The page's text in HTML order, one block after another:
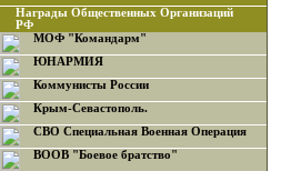
Награды Общественных Организаций
РФ
МОФ "Командарм"
ЮНАРМИЯ
Коммунисты России
Крым-Севастополь.
СВО Специальная Военная Операция
ВООВ "Боевое братство"